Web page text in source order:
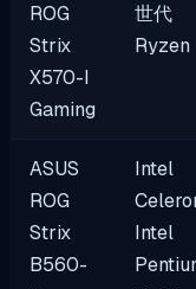
ROG
Strix
X570-I
Gaming
世代
Ryzen
ASUS
ROG
Strix
B560-
Intel
Intel